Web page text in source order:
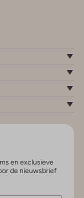
en exclusieve
de nieuwsbrief